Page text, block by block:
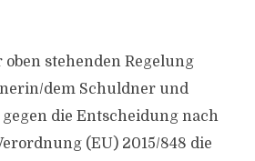
oben stehenden Regelung
dem Schuldner und
die Entscheidung nach
(EU) 2015/848 die